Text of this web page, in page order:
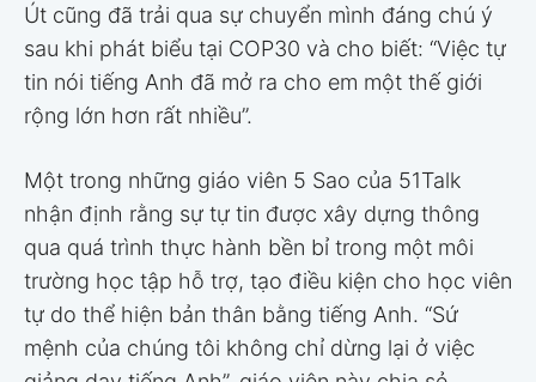
Út cũng đã trải qua sự chuyển mình đáng chú ý
sau khi phát biểu tại COP30 và cho biết: “Việc tự
tin nói tiếng Anh đã mở ra cho em một thế giới
rộng lớn hơn rất nhiều”.
Một trong những giáo viên 5 Sao của 51Talk
nhận định rằng sự tự tin được xây dựng thông
qua quá trình thực hành bền bỉ trong một môi
trường học tập hỗ trợ, tạo điều kiện cho học viên
tự do thể hiện bản thân bằng tiếng Anh. “Sứ
mệnh của chúng tôi không chỉ dừng lại ở việc